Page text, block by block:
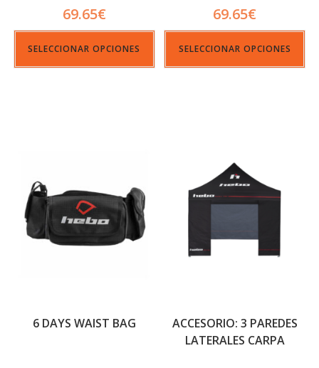
69.65€
SELECCIONAR OPCIONES
69.65€
SELECCIONAR OPCIONES
6 DAYS WAIST BAG
ACCESORIO: 3 PAREDES
LATERALES CARPA